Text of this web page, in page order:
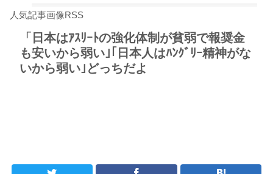
Powered by livedoor 相互RSS
実況「金メダルをとった萩野には俺さんへの挑戦権を手にしました！」俺「ほう君が萩野...
8/4のニュース
人気記事画像RSS
「日本はｱｽﾘｰﾄの強化体制が貧弱で報奨金
も安いから弱い｣｢日本人はﾊﾝｸﾞﾘｰ精神がな
いから弱い｣どっちだよ